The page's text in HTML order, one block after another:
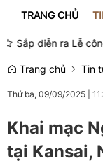
TRANG CHỦ
ra Lễ công bố
Trang chủ Tin
Thứ ba, 09/09/2025
Khai mạc
tại Kansai,